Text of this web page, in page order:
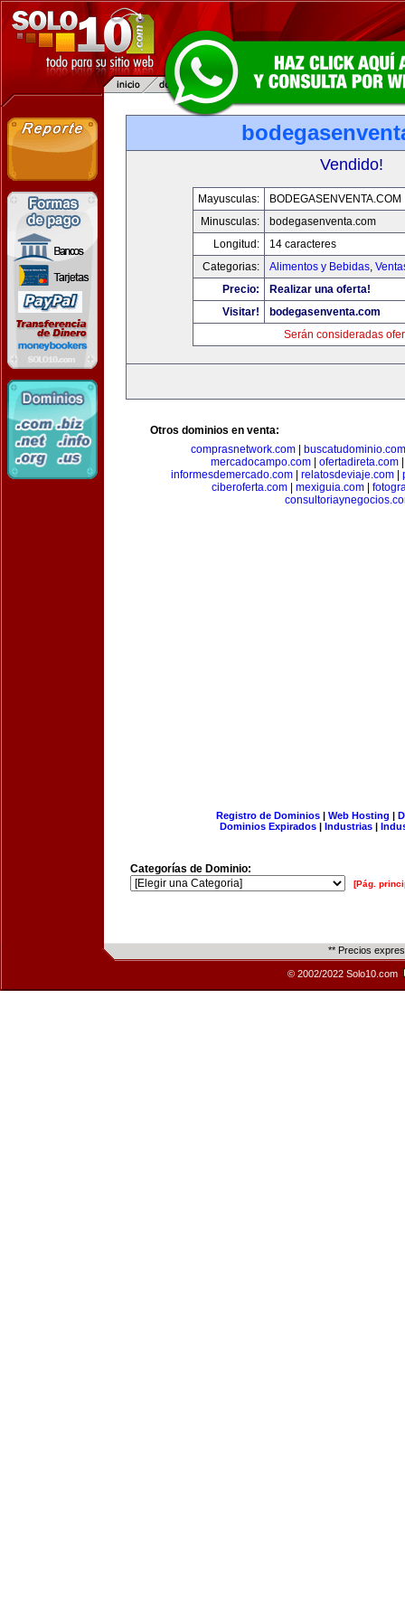
Vendido!
Mayusculas:
BODEGASENVENTA.COM
Minusculas:
bodegasenventa.com
Longitud:
14 caracteres
Categorias:
Alimentos y Bebidas,
Precio:
Realizar una oferta!
Visitar!
bodegasenventa.com
Serán consideradas
Otros dominios en venta:
comprasnetwork.com
buscatudominio.com
mercadocampo.com| ofertadireta.com
informesdemercado.com| relatosdeviaje.com|
ciberoferta.com
mexiguia.com
Registro de Dominios| Web Hosting |
Dominios Expirados | Industrias |
Categorías de Dominio:
[Pág.
** Precios
© 2002/2022 Solo10.com